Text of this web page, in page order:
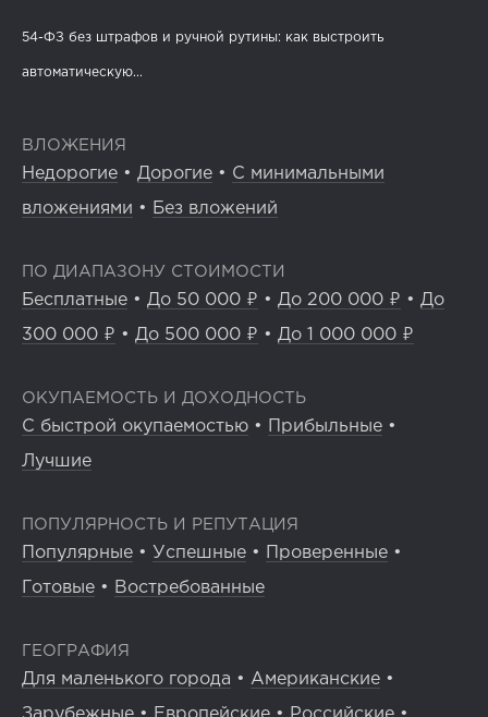
54-ФЗ без штрафов и ручной рутины: как выстроить
автоматическую...
ВЛОЖЕНИЯ
Недорогие • Дорогие • С минимальными
вложениями • Без вложений
ПО ДИАПАЗОНУ СТОИМОСТИ
Бесплатные • До 50 000 ₽ • До 200 000 ₽ • До
300 000 ₽ • До 500 000 ₽ • До 1 000 000 ₽
ОКУПАЕМОСТЬ И ДОХОДНОСТЬ
С быстрой окупаемостью • Прибыльные •
Лучшие
ПОПУЛЯРНОСТЬ И РЕПУТАЦИЯ
Популярные • Успешные • Проверенные •
Готовые • Востребованные
ГЕОГРАФИЯ
Для маленького города • Американские •